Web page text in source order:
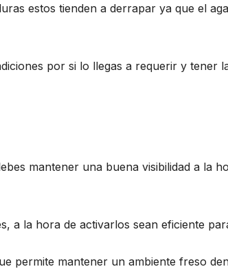
estos tienden a derrapar ya que el
por si lo llegas a requerir y tener
mantener una buena visibilidad a la
a la hora de activarlos sean eficiente
permite mantener un ambiente freso